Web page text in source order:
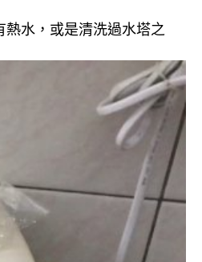
熱水，或是清洗過水塔之